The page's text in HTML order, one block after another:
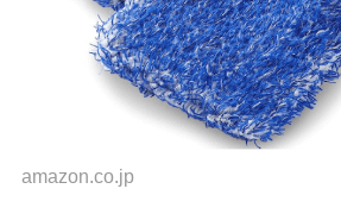
amazon.co.jp